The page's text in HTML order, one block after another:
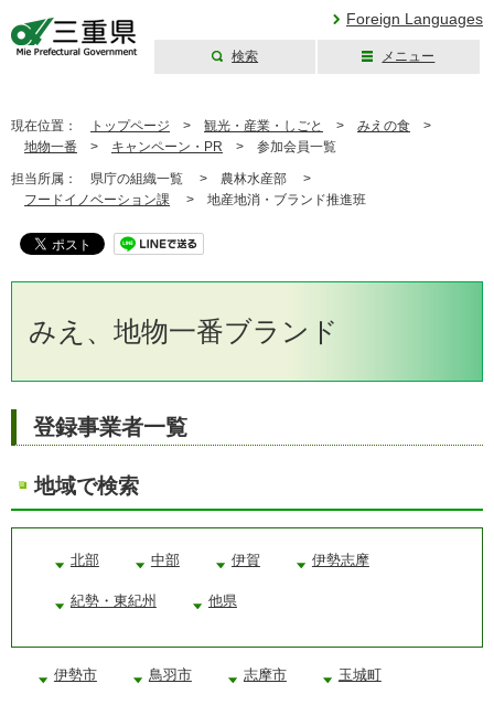
Foreign Languages
検索 メニュー
現在位置： トップページ > 観光・産業・しごと > みえの食 >
地物一番 > キャンペーン・PR > 参加会員一覧
担当所属： 県庁の組織一覧 > 農林水産部 >
フードイノベーション課 > 地産地消・ブランド推進班
みえ、地物一番ブランド
登録事業者一覧
地域で検索
北部 中部 伊賀 伊勢志摩
紀勢・東紀州 他県
伊勢市 鳥羽市 志摩市 玉城町